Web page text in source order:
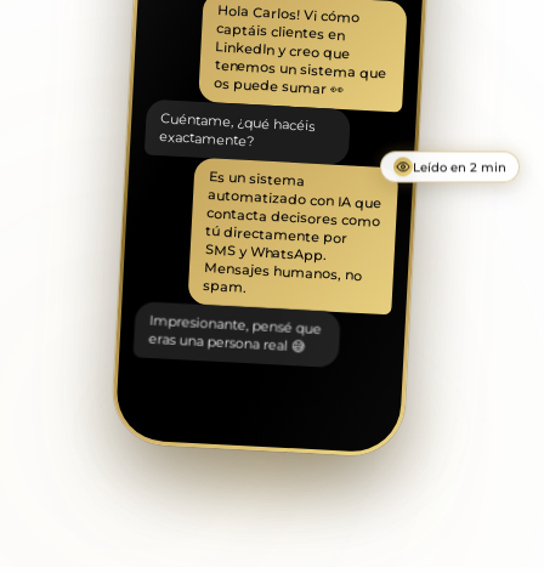
Leído en 2 min
Hola Carlos! Vi cómo
captáis clientes en
LinkedIn y creo que
tenemos un sistema que
os puede sumar 👀
Cuéntame, ¿qué hacéis
exactamente?
Es un sistema
automatizado con IA que
contacta decisores como
tú directamente por
SMS y WhatsApp.
Mensajes humanos, no
spam.
Impresionante, pensé que
eras una persona real 😅